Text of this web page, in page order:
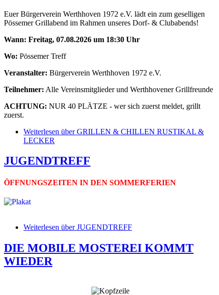
Euer Bürgerverein Werthhoven 1972 e.V. lädt ein zum geselligen
Pössemer Grillabend im Rahmen unseres Dorf- & Clubabends!
Wann: Freitag, 07.08.2026 um 18:30 Uhr
Wo: Pössemer Treff
Veranstalter: Bürgerverein Werthhoven 1972 e.V.
Teilnehmer: Alle Vereinsmitglieder und Werthhovener Grillfreunde
ACHTUNG: NUR 40 PLÄTZE - wer sich zuerst meldet, grillt
zuerst.
Weiterlesen über GRILLEN & CHILLEN RUSTIKAL &
LECKER
JUGENDTREFF
ÖFFNUNGSZEITEN IN DEN SOMMERFERIEN
Weiterlesen über JUGENDTREFF
DIE MOBILE MOSTEREI KOMMT
WIEDER